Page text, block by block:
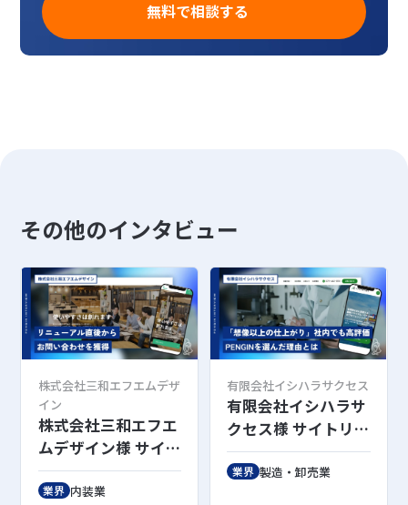
無料で相談する
その他のインタビュー
株式会社三和エフエムデザ
イン
株式会社三和エフエ
ムデザイン様 サイト
リニューアル後イン
タビュー
業界 内装業
有限会社イシハラサクセス
有限会社イシハラサ
クセス様 サイトリニ
ューアル後インタビ
ュー
業界 製造・卸売業